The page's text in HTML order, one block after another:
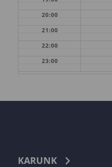
20:00
21:00
22:00
23:00
KARUNK